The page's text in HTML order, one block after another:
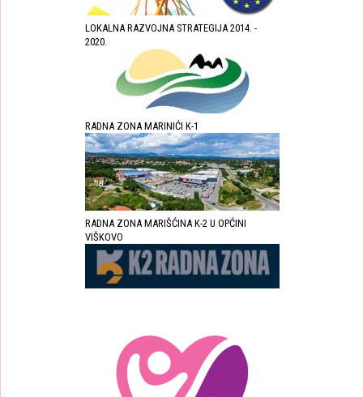
LOKALNA RAZVOJNA STRATEGIJA 2014. -
2020.
RADNA ZONA MARINIĆI K-1
RADNA ZONA MARIŠĆINA K-2 U OPĆINI
VIŠKOVO